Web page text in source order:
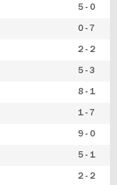
5 - 0
0 - 7
2 - 2
5 - 3
8 - 1
1 - 7
9 - 0
5 - 1
2 - 2